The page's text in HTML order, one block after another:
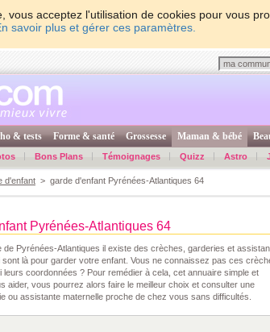
vous acceptez l'utilisation de cookies pour vous
savoir plus et gérer ces paramètres.
& tests Forme & santé Grossesse Maman & bébé
Bons Plans Témoignages Quizz Astro
d'enfant > garde d'enfant Pyrénées-Atlantiques 64
Pyrénées-Atlantiques 64
de Pyrénées-Atlantiques il existe des crèches, garderies et
sont là pour garder votre enfant. Vous ne connaissez pas ces
leurs coordonnées ? Pour remédier à cela, cet annuaire simple et
aider, vous pourrez alors faire le meilleur choix et consulter une
ou assistante maternelle proche de chez vous sans difficultés.